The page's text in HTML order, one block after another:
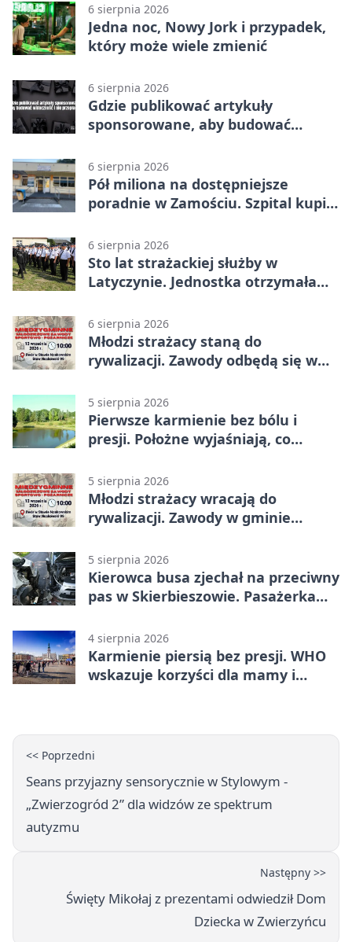
6 sierpnia 2026
Jedna noc, Nowy Jork i przypadek,
który może wiele zmienić
6 sierpnia 2026
Gdzie publikować artykuły
sponsorowane, aby budować
6 sierpnia 2026
Pół miliona na dostępniejsze
poradnie w Zamościu. Szpital kupi
6 sierpnia 2026
Sto lat strażackiej służby w
Latyczynie. Jednostka otrzymała
6 sierpnia 2026
Młodzi strażacy staną do
rywalizacji. Zawody odbędą się w
5 sierpnia 2026
Pierwsze karmienie bez bólu i
presji. Położne wyjaśniają, co
5 sierpnia 2026
Młodzi strażacy wracają do
rywalizacji. Zawody w gminie
5 sierpnia 2026
Kierowca busa zjechał na przeciwny
pas w Skierbieszowie. Pasażerka
4 sierpnia 2026
Karmienie piersią bez presji. WHO
wskazuje korzyści dla mamy i
<< Poprzedni
Seans przyjazny sensorycznie w Stylowym -
„Zwierzogród 2” dla widzów ze spektrum
autyzmu
Następny >>
Święty Mikołaj z prezentami odwiedził Dom
Dziecka w Zwierzyńcu